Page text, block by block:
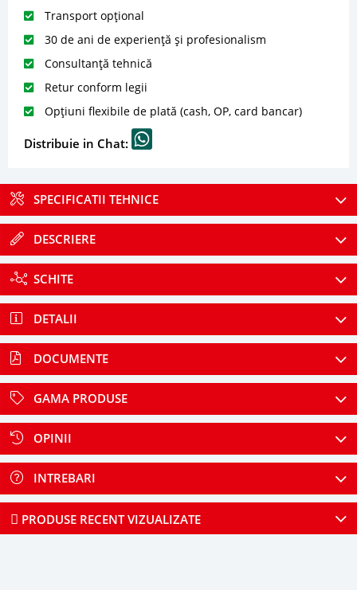
Transport opțional
30 de ani de experiență și profesionalism
Consultanță tehnică
Retur conform legii
Opțiuni flexibile de plată (cash, OP, card bancar)
Distribuie in Chat:
SPECIFICATII TEHNICE
DESCRIERE
SCHITE
DETALII
DOCUMENTE
GAMA PRODUSE
OPINII
INTREBARI
PRODUSE RECENT VIZUALIZATE